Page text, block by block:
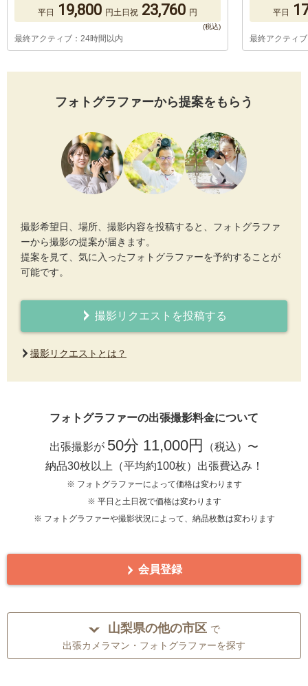
平日 19,800 円土日祝 23,760 円
最終アクティブ：24時間以内
平日
最終アクティ
フォトグラファーから提案をもらう
撮影希望日、場所、撮影内容を投稿すると、フォトグラファ
ーから撮影の提案が届きます。
提案を見て、気に入ったフォトグラファーを予約することが
可能です。
撮影リクエストを投稿する
撮影リクエストとは？
フォトグラファーの出張撮影料金について
出張撮影が 50分 11,000円
（税込）〜
納品30枚以上（平均約100枚）出張費込み！
※ フォトグラファーによって価格は変わります
※ 平日と土日祝で価格は変わります
※ フォトグラファーや撮影状況によって、納品枚数は変わります
会員登録
山梨県の他の市区 で
出張カメラマン・フォトグラファーを探す